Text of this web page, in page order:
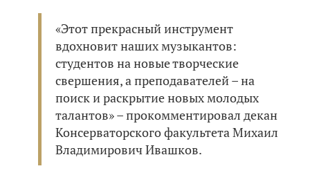
«Этот прекрасный инструмент
вдохновит наших музыкантов:
студентов на новые творческие
свершения, а преподавателей – на
поиск и раскрытие новых молодых
талантов» – прокомментировал декан
Консерваторского факультета Михаил
Владимирович Ивашков.